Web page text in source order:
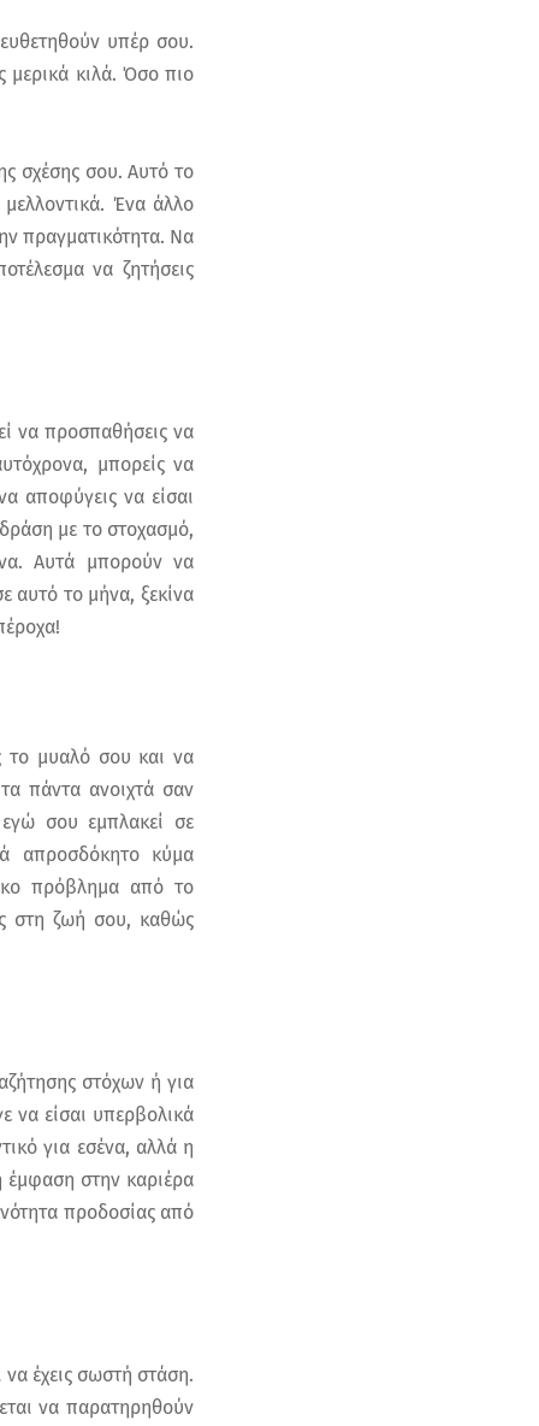
υπέρ σου.
μερικά κιλά. Όσο πιο
σχέσης σου. Αυτό το
Ένα άλλο
πραγματικότητα. Να
να ζητήσεις
να προσπαθήσεις να
μπορείς να
αποφύγεις να είσαι
με το στοχασμό,
Αυτά μπορούν να
αυτό το μήνα, ξεκίνα
το μυαλό σου και να
πάντα ανοιχτά σαν
σου εμπλακεί σε
απροσδόκητο κύμα
πρόβλημα από το
στη ζωή σου, καθώς
στόχων ή για
να είσαι υπερβολικά
για εσένα, αλλά η
έμφαση στην καριέρα
προδοσίας από
να έχεις σωστή στάση.
να παρατηρηθούν